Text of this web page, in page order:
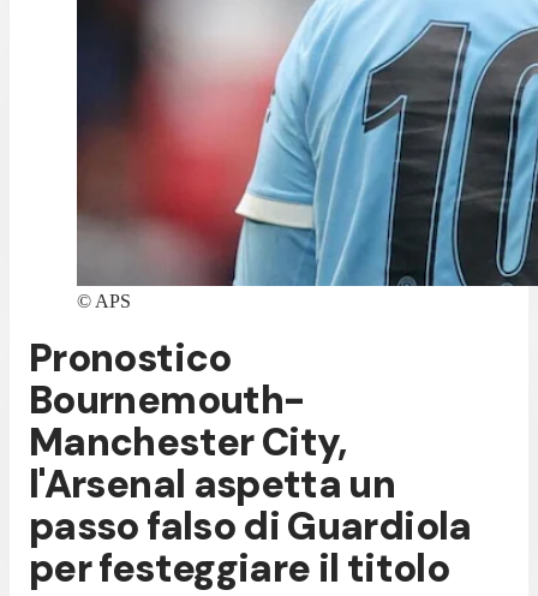
© APS
Pronostico
Bournemouth-
Manchester City,
l'Arsenal aspetta un
passo falso di Guardiola
per festeggiare il titolo